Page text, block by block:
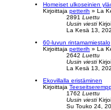
Homeiset ulkoseinien
Kirjoittaja petterih » La
2891 Luettu
Uusin viesti
La Kesä 13,
60-luvun rintamamiestalo
Kirjoittaja petterih » La
2642 Luettu
Uusin viesti
La Kesä 13,
Ekovillalla eristäminen
Kirjoittaja
1762 Luettu
Uusin viesti
Su Touko 24,